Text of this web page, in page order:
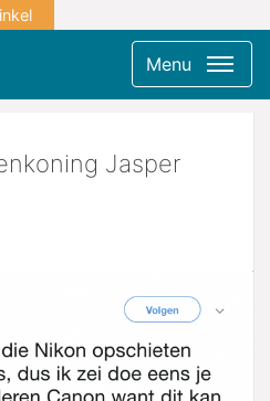
Menu
Jasper